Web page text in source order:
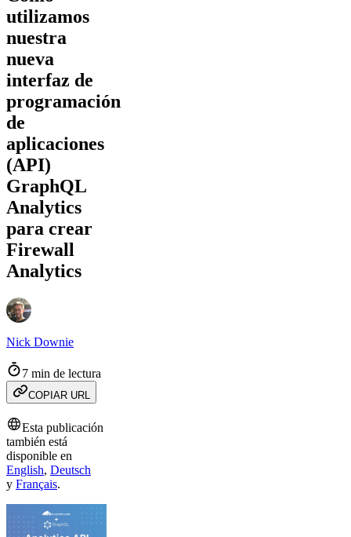
utilizamos
nuestra
nueva
interfaz de
programación
de
aplicaciones
(API)
GraphQL
Analytics
para crear
Firewall
Analytics
Nick Downie
7 min de lectura
COPIAR URL
Esta publicación
también está
disponible en
English, Deutsch
y Français.